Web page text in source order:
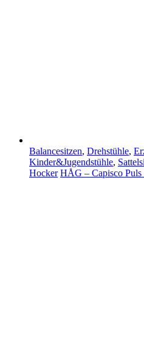
Balancesitzen, Drehstühle,
Kinder&Jugendstühle,
Hocker HÅG – Capisco Puls